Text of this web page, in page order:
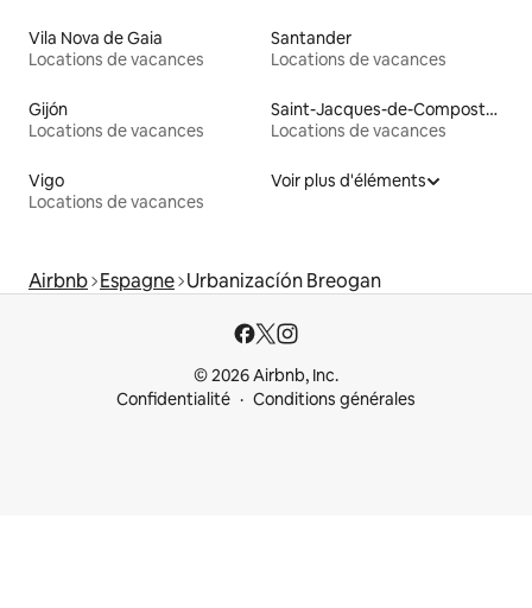
Vila Nova de Gaia
Locations de vacances
Santander
Locations de vacances
Gijón
Locations de vacances
Saint-Jacques-de-Compostelle
Locations de vacances
Vigo
Locations de vacances
Voir plus d'éléments
Airbnb Espagne Urbanizacíón Breogan
© 2026 Airbnb, Inc.
Confidentialité
Conditions générales